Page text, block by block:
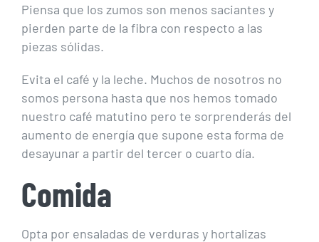
Piensa que los zumos son menos saciantes y
pierden parte de la fibra con respecto a las
piezas sólidas.
Evita el café y la leche. Muchos de nosotros no
somos persona hasta que nos hemos tomado
nuestro café matutino pero te sorprenderás del
aumento de energía que supone esta forma de
desayunar a partir del tercer o cuarto día.
Comida
Opta por ensaladas de verduras y hortalizas